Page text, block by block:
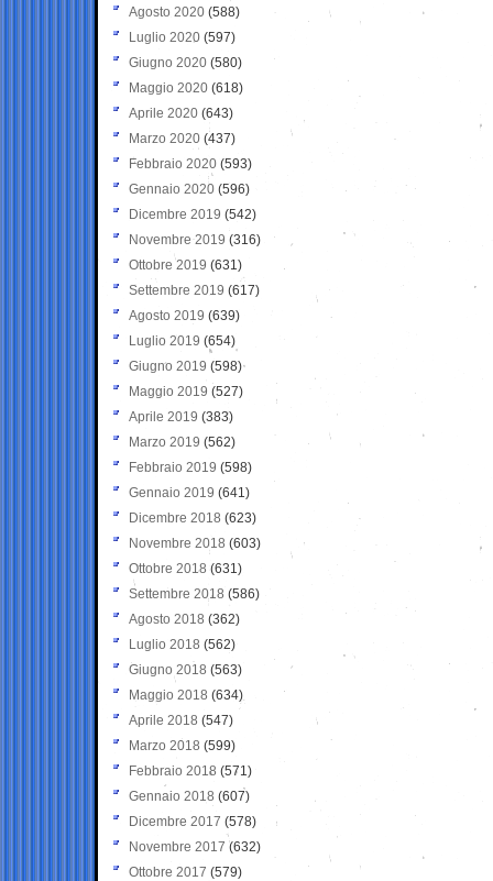
Agosto 2020 (588)
Luglio 2020 (597)
Giugno 2020 (580)
Maggio 2020 (618)
Aprile 2020 (643)
Marzo 2020 (437)
Febbraio 2020 (593)
Gennaio 2020 (596)
Dicembre 2019 (542)
Novembre 2019 (316)
Ottobre 2019 (631)
Settembre 2019 (617)
Agosto 2019 (639)
Luglio 2019 (654)
Giugno 2019 (598)
Maggio 2019 (527)
Aprile 2019 (383)
Marzo 2019 (562)
Febbraio 2019 (598)
Gennaio 2019 (641)
Dicembre 2018 (623)
Novembre 2018 (603)
Ottobre 2018 (631)
Settembre 2018 (586)
Agosto 2018 (362)
Luglio 2018 (562)
Giugno 2018 (563)
Maggio 2018 (634)
Aprile 2018 (547)
Marzo 2018 (599)
Febbraio 2018 (571)
Gennaio 2018 (607)
Dicembre 2017 (578)
Novembre 2017 (632)
Ottobre 2017 (579)